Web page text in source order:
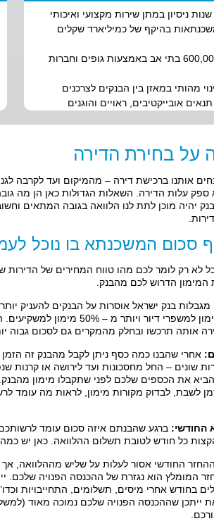
למת"ן משכנתאות מוניטין של 6 שנות ניסיון במתן שירות מקצועי ואיכותי
בהיקף של כמיליארד שקלים
החברה זכיינית בלעדית של כ- 600,000 בתי אב באמצעות גופים וחברות
מהותי במאזן בין הבנקים לצרכנים
אובייקטיבים, ראויים והוגנים
בחירת הדירה
אותנו ברכישת דירה – מהמיקום ועד לקרבה
ספק עלות הדירה. השאלות הגדולות כאן הן מה
יהיה מוכן לתת לנו הלוואה בגובה המתאים
סכום המשכנתא בו נוכל
לא רק לומר לכם מהו טווח המחירים של
הדרוש לכם מהבנק.
מגבלות בנק ישראל אוסרות על הבנקים להעניק יותר מ
אותה תרכשו ובחלק מהמקרים גם לסכום גבוה
אחרי שהבנו כמה כסף ניתן לקבל מהבנק זה
שונים – החל מחסכונות ועד לירושה או קרנות
את הכספים שלכם לפני שתקבלו מימון
לשבת, לבדוק מקורות מימון, לראות מה עומד
החודשי: ברגע שהבנתם איזה סכום עומד
כל חודש לטובת תשלום ההלוואה. כאן יש
החודשי אסור לעלות על שליש מההלוואה, אך
המומלץ הוא נגזרת של ההכנסה הפנויה שלכם.
(לדוגמא 25 אלף שקלים בחודש אחרי מיסים, תשלומים,